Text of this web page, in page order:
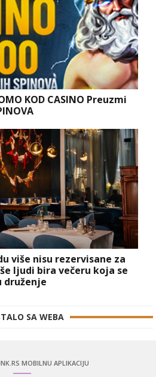
KOD CASINO Preuzmi
više nisu rezervisane za
ljudi bira večeru koja se
druženje
SA WEBA
MOBILNU APLIKACIJU